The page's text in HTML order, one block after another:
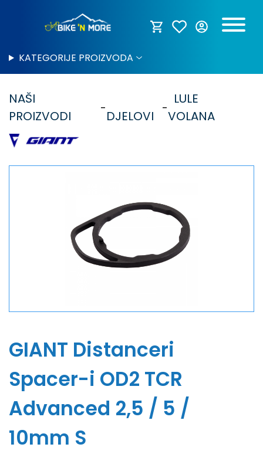
KATEGORIJE PROIZVODA
NAŠI
PROIZVODI
DJELOVI
LULE
VOLANA
GIANT Distanceri
Spacer-i OD2 TCR
Advanced 2,5 / 5 /
10mm S